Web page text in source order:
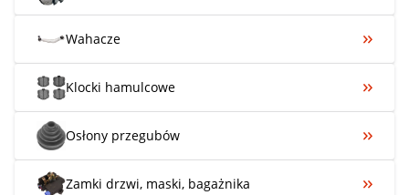
Wahacze
Klocki hamulcowe
Osłony przegubów
Zamki drzwi, maski, bagażnika